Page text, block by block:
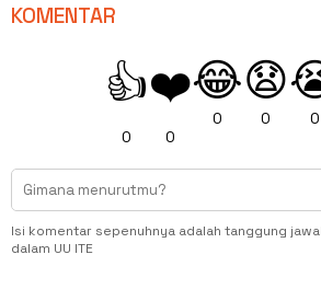
KOMENTAR
👍
0
❤️
0
😂
0
😧
0 0
Isi komentar sepenuhnya adalah tanggung
dalam UU ITE